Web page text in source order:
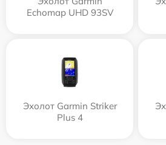
Echomap UHD 93SV
Эхолот Garmin Striker
Plus 4